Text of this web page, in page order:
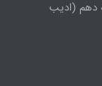
دهم (ادیب